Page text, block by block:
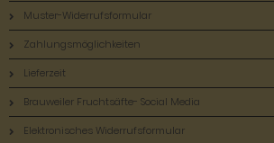
Muster-Widerrufsformular
Zahlungsmöglichkeiten
Lieferzeit
Brauweiler Fruchtsäfte- Social Media
Elektronisches Widerrufsformular